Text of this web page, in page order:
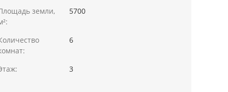
земли,
5700
6
3